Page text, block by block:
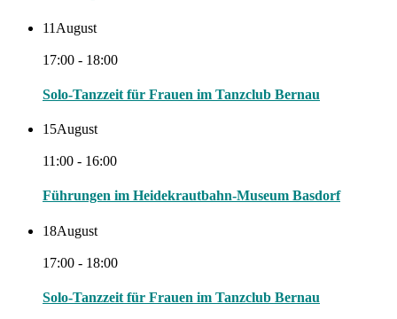
11 August
17:00 - 18:00
Solo-Tanzzeit für Frauen im Tanzclub Bernau
15August
11:00 - 16:00
Führungen im Heidekrautbahn-Museum Basdorf
18August
17:00 - 18:00
Solo-Tanzzeit für Frauen im Tanzclub Bernau